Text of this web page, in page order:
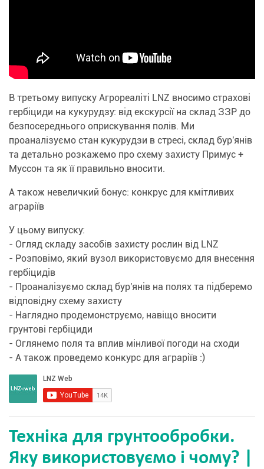
В третьому випуску Агрореаліті LNZ вносимо страхові
гербіциди на кукурудзу: від екскурсії на склад ЗЗР до
безпосереднього оприскування полів. Ми
проаналізуємо стан кукурудзи в стресі, склад бур'янів
та детально розкажемо про схему захисту Примус +
Муссон та як її правильно вносити.
А також невеличкий бонус: конкрус для кмітливих
аграріїв
У цьому випуску:
- Огляд складу засобів захисту рослин від LNZ
- Розповімо, який вузол використовуємо для внесення
гербіцидів
- Проаналізуємо склад бур'янів на полях та підберемо
відповідну схему захисту
- Наглядно продемонструємо, навіщо вносити
грунтові гербіциди
- Оглянемо поля та вплив мінливої погоди на сходи
- А також проведемо конкурс для аграріїв :)
Техніка для грунтообробки.
Яку використовуємо і чому? |